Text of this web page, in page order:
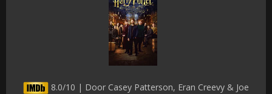
8.0/10 | Door Casey Patterson, Eran Creevy & Joe